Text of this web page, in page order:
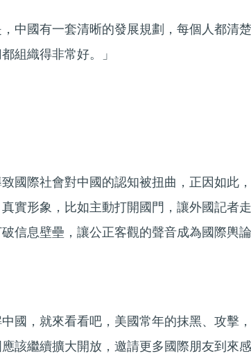
中國有一套清晰的發展規劃，每個人都清楚
組織得非常好。」
國際社會對中國的認知被扭曲，正因如此，
實形象，比如主動打開國門，讓外國記者走
信息壁壘，讓公正客觀的聲音成為國際輿論
國，就來看看吧，美國常年的抹黑、攻擊，
該繼續擴大開放，邀請更多國際朋友到來感